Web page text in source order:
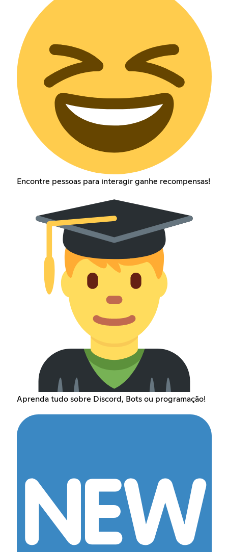
Encontre pessoas para interagir ganhe recompensas!
Aprenda tudo sobre Discord, Bots ou programação!